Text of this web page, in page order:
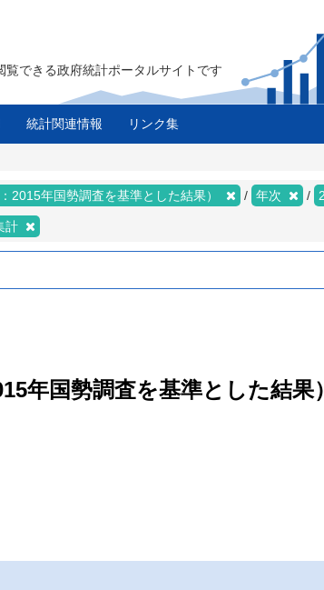
できる政府統計ポータルサイトです
統計関連情報 リンク集
2015年国勢調査を基準とした結果） 年次
計
年国勢調査を基準とした結